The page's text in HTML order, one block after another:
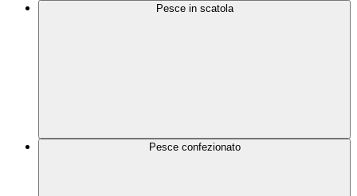
Pesce in scatola
Pesce confezionato